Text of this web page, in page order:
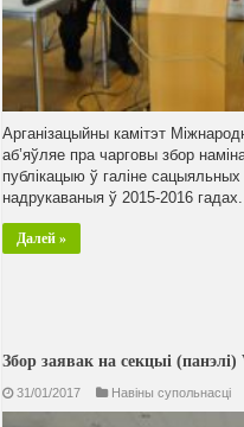
Арганізацыйны камітэт
аб’яўляе пра чарговы збор
публікацыю ў галіне сацыяльных
надрукаваныя ў 2015-2016 гадах.
Далей »
Збор заявак на секцыі
31/01/2017 Навiны супольнасцi